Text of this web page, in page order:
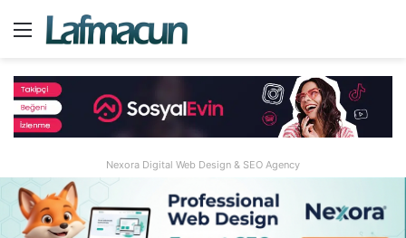
Menü
Nexora Digital Web Design & SEO Agency